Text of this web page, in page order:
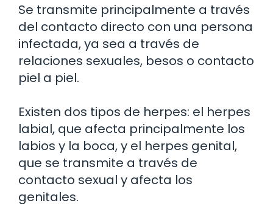
Se transmite principalmente a través
del contacto directo con una persona
infectada, ya sea a través de
relaciones sexuales, besos o contacto
piel a piel.
Existen dos tipos de herpes: el herpes
labial, que afecta principalmente los
labios y la boca, y el herpes genital,
que se transmite a través de
contacto sexual y afecta los
genitales.